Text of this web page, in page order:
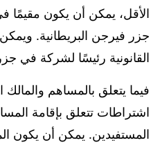
الأقل، يمكن أن يكون مقيمًا
جزر فيرجن البريطانية.
القانونية رئيسًا لشركة في
فيما يتعلق بالمساهم والمالك
اشتراطات تتعلق بإقامة
المستفيدين. يمكن أن يكون